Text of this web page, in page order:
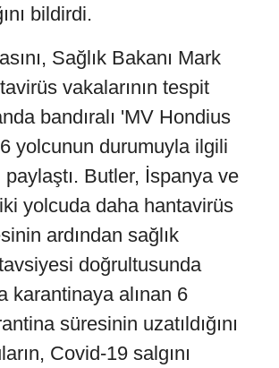
bildirdi.
Sağlık Bakanı Mark
vakalarının tespit
bandıralı 'MV Hondius
yolcunun durumuyla ilgili
paylaştı. Butler, İspanya ve
yolcuda daha hantavirüs
ardından sağlık
doğrultusunda
karantinaya alınan 6
süresinin uzatıldığını
Covid-19 salgını